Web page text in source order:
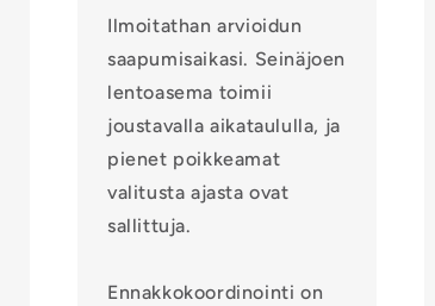
Ilmoitathan arvioidun
saapumisaikasi. Seinäjoen
lentoasema toimii
joustavalla aikataululla, ja
pienet poikkeamat
valitusta ajasta ovat
sallittuja.
Ennakkokoordinointi on